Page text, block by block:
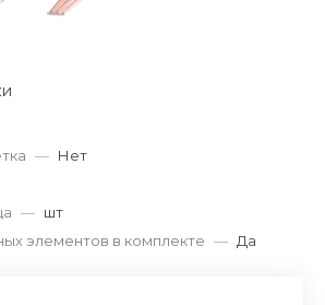
— Нет
— шт
элементов в комплекте — Да